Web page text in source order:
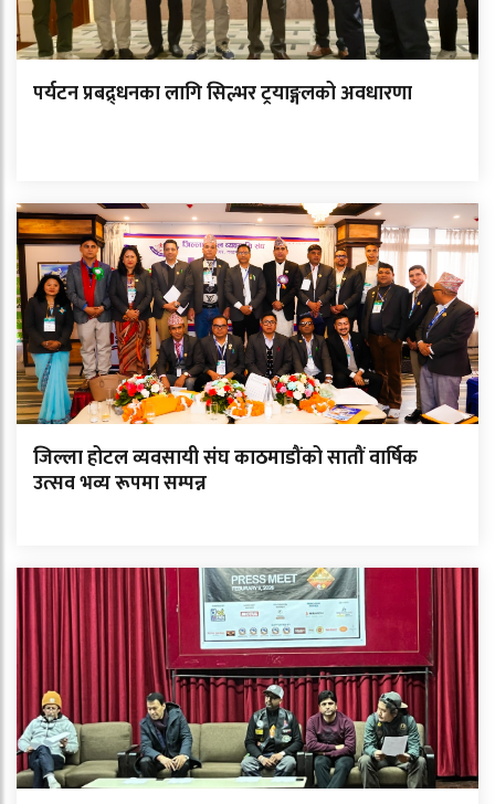
पर्यटन प्रबद्र्धनका लागि सिल्भर ट्रयाङ्गलको अवधारणा
जिल्ला होटल व्यवसायी संघ काठमाडौंको सातौं वार्षिक
उत्सव भव्य रूपमा सम्पन्न